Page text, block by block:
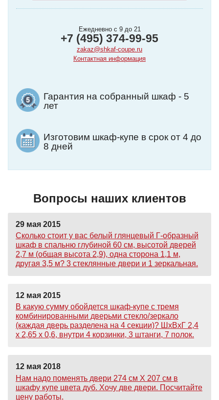
Ежедневно с 9 до 21
+7 (495) 374-99-95
zakaz@shkaf-coupe.ru
Контактная информация
Гарантия на собранный шкаф - 5
лет
Изготовим шкаф-купе в срок от 4 до
8 дней
Вопросы наших клиентов
29 мая 2015
Сколько стоит у вас белый глянцевый Г-образный
шкаф в спальню глубиной 60 см, высотой дверей
2,7 м (общая высота 2,9), одна сторона 1,1 м,
другая 3,5 м? 3 стеклянные двери и 1 зеркальная.
12 мая 2015
В какую сумму обойдется шкаф-купе с тремя
комбинированными дверьми стекло/зеркало
(каждая дверь разделена на 4 секции)? ШхВхГ 2,4
х 2,65 х 0,6, внутри 4 корзинки, 3 штанги, 7 полок.
12 мая 2018
Нам надо поменять двери 274 см Х 207 см в
шкафу купе цвета дуб. Хочу две двери. Посчитайте
цену работы.